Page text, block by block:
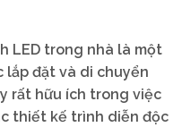
LED trong nhà là một
lắp đặt và di chuyển
rất hữu ích trong việc
thiết kế trình diễn độc